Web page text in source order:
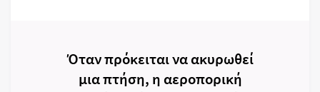
Όταν πρόκειται να ακυρωθεί
μια πτήση, η αεροπορική